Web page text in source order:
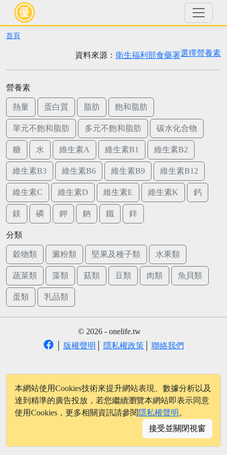
首頁
選擇營養素
資料來源： 衛生福利部食藥署
營養素
熱量 蛋白質 脂肪 飽和脂肪
單元不飽和脂肪 多元不飽和脂肪 碳水化合物
糖 水 維生素A 維生素B1 維生素B2
維生素B3 維生素B6 維生素B9 維生素B12
維生素C 維生素D 維生素E 維生素K 鈣
鎂 磷 鉀 鈉 鐵 鋅
分類
穀物類 澱粉類 堅果及種子類 水果類
蔬菜類 藻類 菇類 豆類 肉類 魚貝類
蛋類 乳品類
© 2026 - onelife.tw
版權聲明 隱私權政策│ 聯絡我們
本網站使用Cookies技術來提升網站表現、數據分析以及
達到精準的廣告投放，若您繼續瀏覽本網站即表示同意
使用Cookies，更多相關資訊請參閱 隱私權聲明 。
接受並關閉視窗